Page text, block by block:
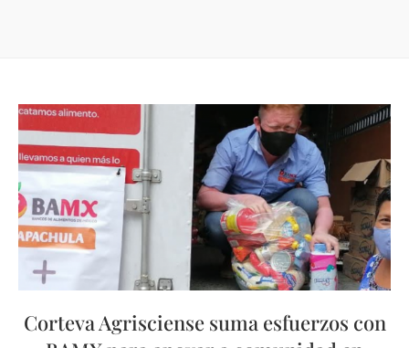
Corteva Agrisciense suma esfuerzos con